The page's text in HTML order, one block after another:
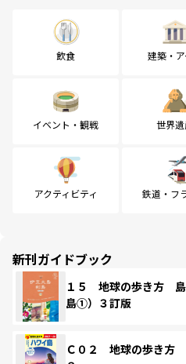
飲食 建築・ア
イベント・観戦 世界
アクティビティ 鉄道・フ
新刊ガイドブック
１５ 地球の歩き方
島①）３訂版
Ｃ０２ 地球の歩き方